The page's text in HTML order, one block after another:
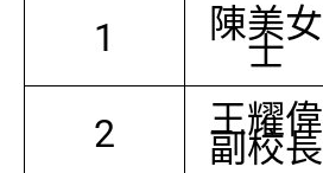
1
陳美女
士
2 王耀偉
副校長